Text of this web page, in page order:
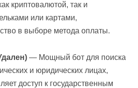
криптовалютой, так и
или картами,
в выборе метода оплаты.
— Мощный бот для поиска
и юридических лицах,
доступ к государственным